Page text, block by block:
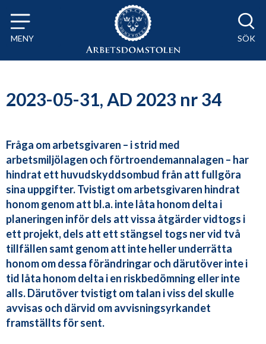
Till innehåll på sidan x
MENY SÖK
2023-05-31, AD 2023 nr 34
Fråga om arbetsgivaren – i strid med
arbetsmiljölagen och förtroendemannalagen – har
hindrat ett huvudskyddsombud från att fullgöra
sina uppgifter. Tvistigt om arbetsgivaren hindrat
honom genom att bl.a. inte låta honom delta i
planeringen inför dels att vissa åtgärder vidtogs i
ett projekt, dels att ett stängsel togs ner vid två
tillfällen samt genom att inte heller underrätta
honom om dessa förändringar och därutöver inte i
tid låta honom delta i en riskbedömning eller inte
alls. Därutöver tvistigt om talan i viss del skulle
avvisas och därvid om avvisningsyrkandet
framställts för sent.